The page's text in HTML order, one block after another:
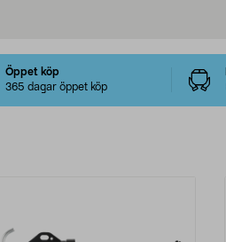
Öppet köp
365 dagar öppet köp